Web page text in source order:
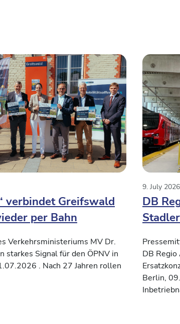
verbindet Greifswald
per Bahn
Verkehrsministeriums MV Dr.
starkes Signal für den ÖPNV in
. Nach 27 Jahren rollen
DB
9. July 2026
DB
Berlin,